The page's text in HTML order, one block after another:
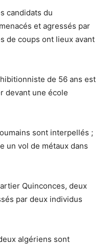
candidats du
et agressés par
de coups ont lieux avant
de 56 ans est
devant une école
sont interpellés ;
un vol de métaux dans
Quinconces, deux
par deux individus
algériens sont